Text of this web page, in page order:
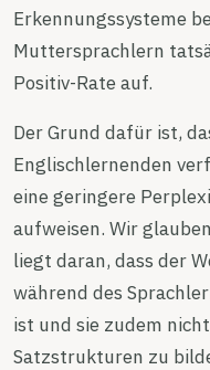
Erkennungssysteme
Muttersprachlern
Positiv-Rate auf.
Der Grund dafür ist,
Englischlernenden
eine geringere
aufweisen. Wir
liegt daran, dass der
während des
ist und sie zudem
Satzstrukturen zu